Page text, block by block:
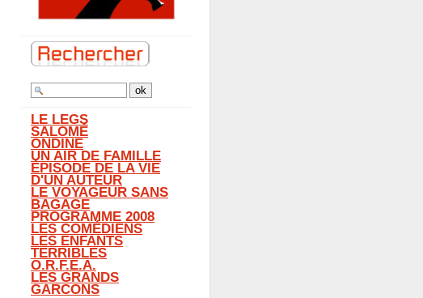
LE LEGS
SALOMÉ
ONDINE
UN AIR DE FAMILLE
ÉPISODE DE LA VIE
D'UN AUTEUR
LE VOYAGEUR SANS
BAGAGE
PROGRAMME 2008
LES COMÉDIENS
LES ENFANTS
TERRIBLES
O.R.F.E.A.
LES GRANDS
GARCONS